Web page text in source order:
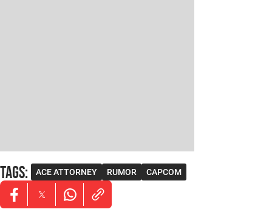
Tags: ACE ATTORNEY RUMOR CAPCOM
Opens in new window
Opens in new window
Opens in new window